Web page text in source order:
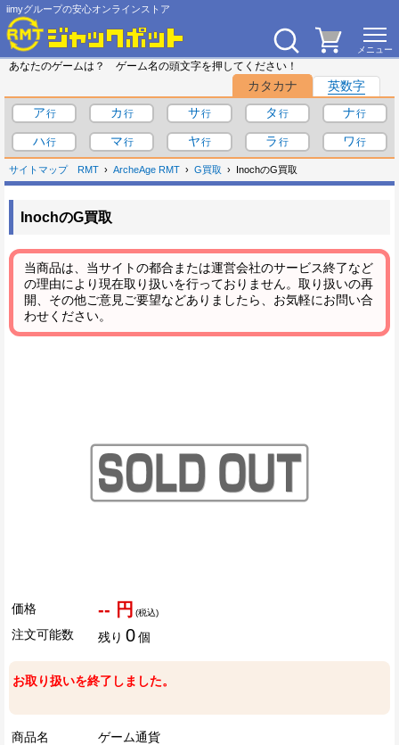
iimyグループの安心オンラインストア
あなたのゲームは？ ゲーム名の頭文字を押してください！
カタカナ
英数字
ア
カ サ タ
ナ
ハ
マ ヤ ラ ワ
サイトマップ RMT ArcheAge RMT G買取 InochのG買取
InochのG買取
当商品は、当サイトの都合または運営会社のサービス終了など
の理由により現在取り扱いを行っておりません。取り扱いの再
開、その他ご意見ご要望などありましたら、お気軽にお問い合
わせください。
価格 -- 円 (税込)
注文可能数 残り 0個
お取り扱いを終了しました。
商品名
ゲーム通貨